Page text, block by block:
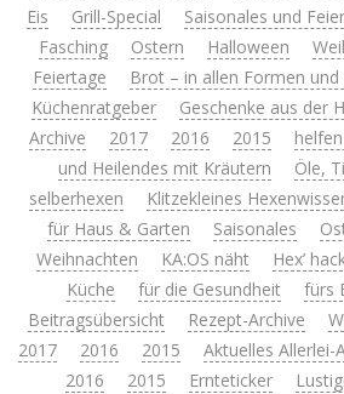
Eis
Grill-Special Saisonales und
Fasching
Ostern Halloween
Feiertage
Brot – in allen Formen und
Küchenratgeber
Geschenke aus der
Archive
2017 2016 2015
und Heilendes mit Kräutern
Öle,
selberhexen
Klitzekleines
für Haus & Garten
Saisonales
Weihnachten
KA:OS näht Hex’
Küche
für die Gesundheit fürs
Beitragsübersicht
Rezept-Archive
2017
2016 2015 Aktuelles Allerlei-
2016
2015 Ernteticker